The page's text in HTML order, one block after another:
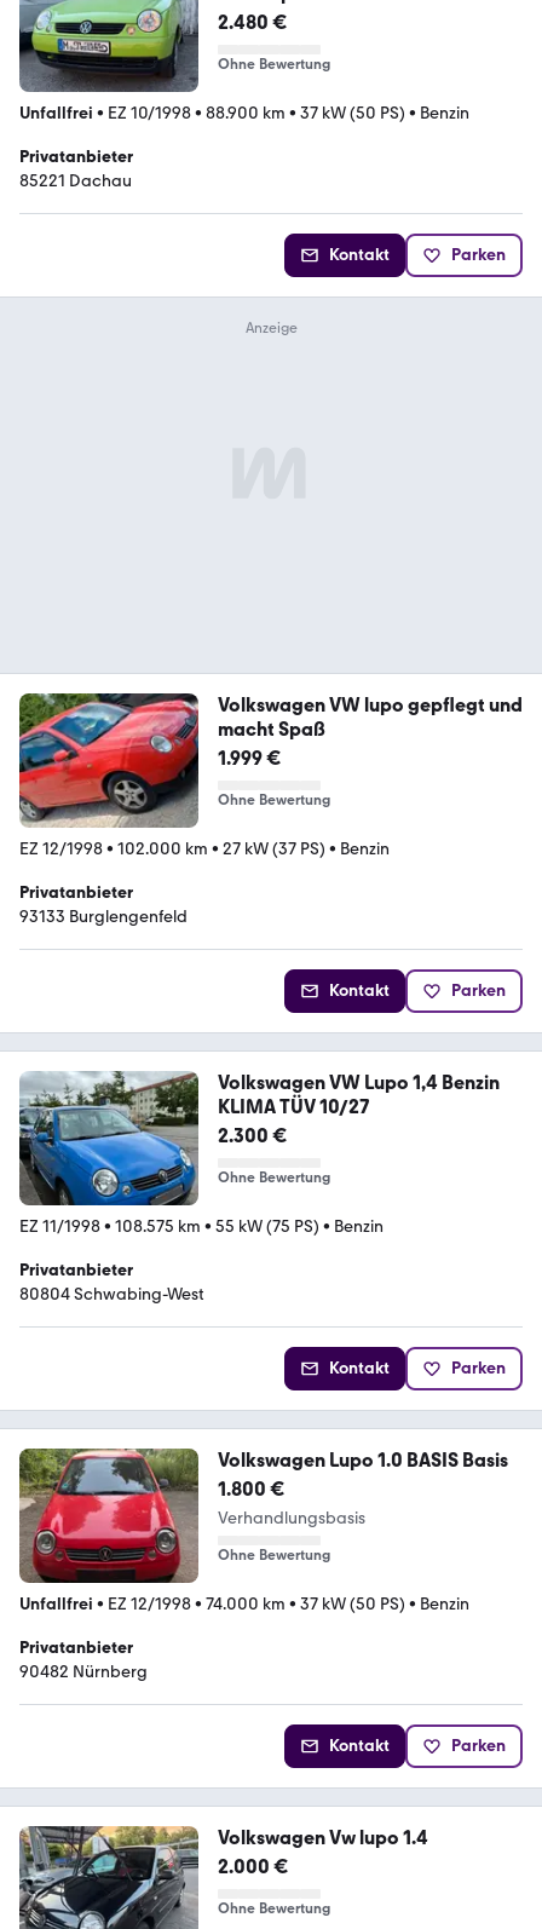
2.480 €
Ohne Bewertung
Unfallfrei • EZ 10/1998• 88.900 km • 37 kW (50 PS) • Benzin
Privatanbieter
85221 Dachau
Kontakt Parken
Volkswagen VW lupo gepflegt und
macht Spaß
1.999 €
Ohne Bewertung
EZ 12/1998• 102.000 km • 27 kW (37 PS) • Benzin
Privatanbieter
93133 Burglengenfeld
Kontakt Parken
Volkswagen VW Lupo 1,4 Benzin
KLIMA TÜV 10/27
2.300 €
Ohne Bewertung
EZ 11/1998• 108.575 km • 55 kW (75 PS) • Benzin
Privatanbieter
80804 Schwabing-West
Kontakt Parken
Volkswagen Lupo 1.0 BASIS Basis
1.800 €
Verhandlungsbasis
Ohne Bewertung
Unfallfrei • EZ 12/1998• 74.000 km • 37 kW (50 PS) • Benzin
Privatanbieter
90482 Nürnberg
Kontakt Parken
Volkswagen Vw lupo 1.4
2.000 €
Ohne Bewertung